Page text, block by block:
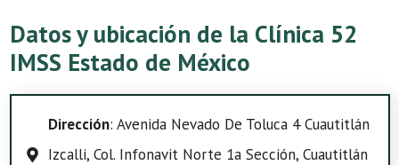
Datos y ubicación de la Clínica 52
IMSS Estado de México
Dirección: Avenida Nevado De Toluca 4 Cuautitlán
Izcalli, Col. Infonavit Norte 1a Sección, Cuautitlán